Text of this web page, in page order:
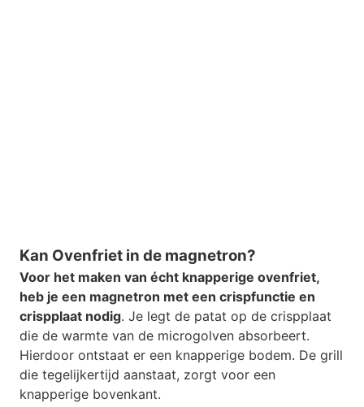
Kan Ovenfriet in de magnetron?
Voor het maken van écht knapperige ovenfriet,
heb je een magnetron met een crispfunctie en
crispplaat nodig. Je legt de patat op de crispplaat
die de warmte van de microgolven absorbeert.
Hierdoor ontstaat er een knapperige bodem. De grill
die tegelijkertijd aanstaat, zorgt voor een
knapperige bovenkant.